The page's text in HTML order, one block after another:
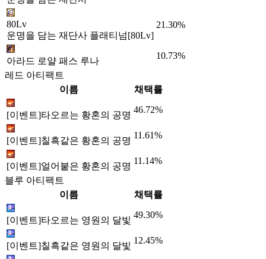
80Lv
운명을 담는 재단사 플래티넘[80Lv]
21.30%
아라드 로얄 패스 루나
10.73%
레드 아티팩트
이름
채택률
[이벤트]타오르는 황혼의 공명
46.72%
[이벤트]칠흑같은 황혼의 공명
11.61%
[이벤트]얼어붙은 황혼의 공명
11.14%
블루 아티팩트
이름
채택률
[이벤트]타오르는 영원의 달빛
49.30%
[이벤트]칠흑같은 영원의 달빛
12.45%